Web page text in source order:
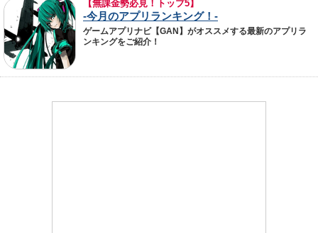
【無課金勢必見！トップ5】
-今月のアプリランキング！-
ゲームアプリナビ【GAN】がオススメする最新のアプリラ
ンキングをご紹介！